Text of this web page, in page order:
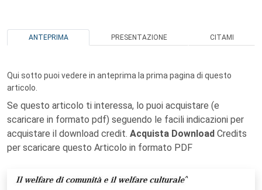
ANTEPRIMA PRESENTAZIONE CITAMI
Qui sotto puoi vedere in anteprima la prima pagina di questo
articolo.
Se questo articolo ti interessa, lo puoi acquistare (e
scaricare in formato pdf) seguendo le facili indicazioni per
acquistare il download credit. Acquista Download Credits
per scaricare questo Articolo in formato PDF